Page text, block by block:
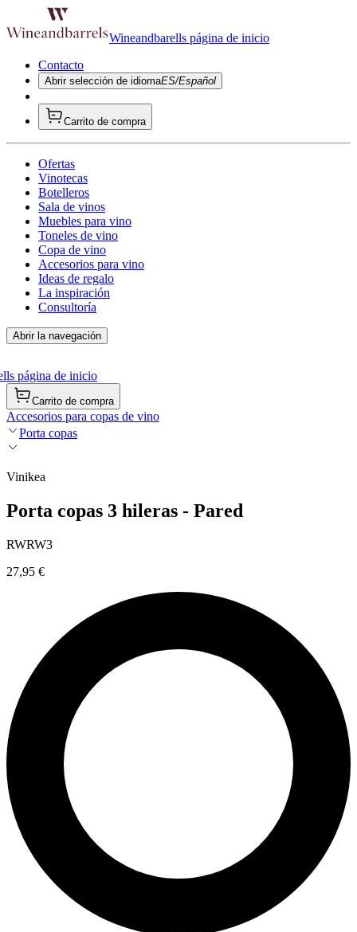
Wineandbarells página de inicio
Contacto
Abrir selección de idiomaES/Español
Carrito de compra
Ofertas
Vinotecas
Botelleros
Sala de vinos
Muebles para vino
Toneles de vino
Copa de vino
Accesorios para vino
Ideas de regalo
La inspiración
Consultoría
Abrir la navegación
página de inicio
Carrito de compra
Accesorios para copas de vino
Porta copas
Vinikea
Porta copas 3 hileras - Pared
RWRW3
27,95 €